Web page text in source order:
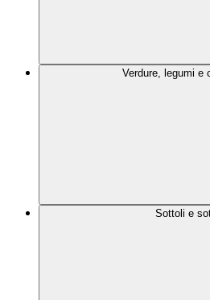
Verdure, legumi e
Sottoli e